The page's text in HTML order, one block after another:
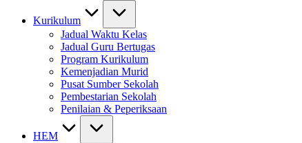
Kurikulum
Jadual Waktu Kelas
Jadual Guru Bertugas
Program Kurikulum
Kemenjadian Murid
Pusat Sumber Sekolah
Pembestarian Sekolah
Penilaian & Peperiksaan
HEM